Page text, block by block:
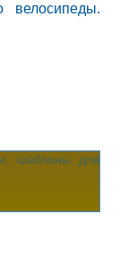
велосипеды.